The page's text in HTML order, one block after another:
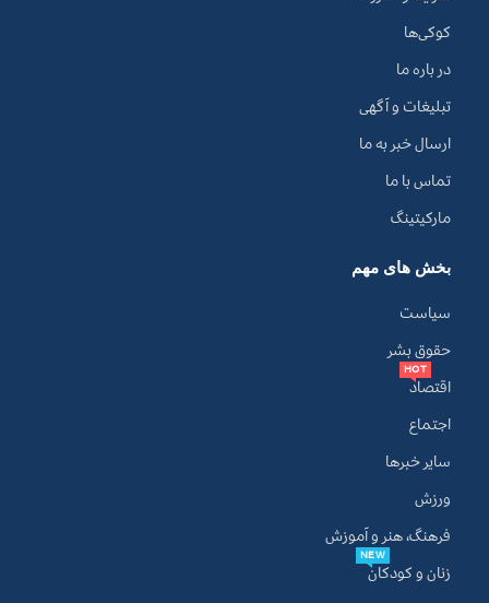
کوکی‌ها
در باره ما
تبلیغات و آگهی
ارسال خبر به ما
تماس با ما
مارکیتینگ
بخش های مهم
سیاست
حقوق بشر
اقتصاد
HOT
اجتماع
سایر خبرها
ورزش
فرهنگ، هنر و آموزش
زنان و کودکان
NEW